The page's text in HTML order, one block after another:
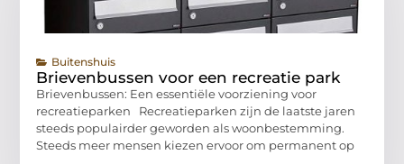
Buitenshuis
Brievenbussen voor een recreatie park
Brievenbussen: Een essentiële voorziening voor
recreatieparken Recreatieparken zijn de laatste jaren
steeds populairder geworden als woonbestemming.
Steeds meer mensen kiezen ervoor om permanent op